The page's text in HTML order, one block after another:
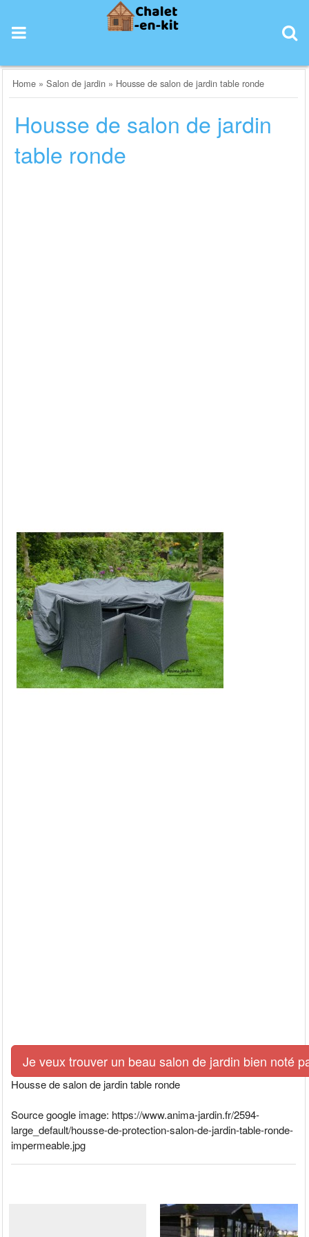
content
Home »Salon de jardin » Housse de salon de jardin table ronde
Housse de salon de jardin
table ronde
Je veux trouver un beau salon de jardin bien noté
Housse de salon de jardin table ronde
Source google image: https://www.anima-jardin.fr/2594-
large_default/housse-de-protection-salon-de-jardin-table-ronde-
impermeable.jpg